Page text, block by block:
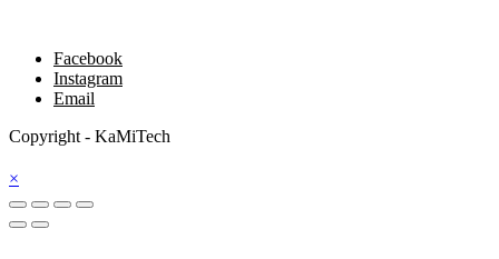
Facebook
Instagram
Email
Copyright - KaMiTech
×